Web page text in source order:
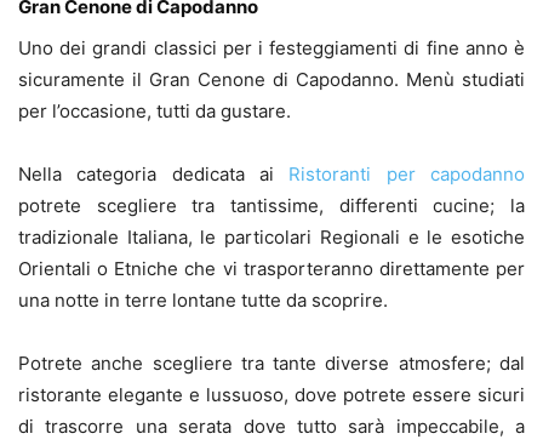
Gran Cenone di Capodanno
Uno dei grandi classici per i festeggiamenti di fine anno è
sicuramente il Gran Cenone di Capodanno. Menù studiati
per l’occasione, tutti da gustare.
Nella categoria dedicata ai Ristoranti per capodanno
potrete scegliere tra tantissime, differenti cucine; la
tradizionale Italiana, le particolari Regionali e le esotiche
Orientali o Etniche che vi trasporteranno direttamente per
una notte in terre lontane tutte da scoprire.
Potrete anche scegliere tra tante diverse atmosfere; dal
ristorante elegante e lussuoso, dove potrete essere sicuri
di trascorre una serata dove tutto sarà impeccabile, a